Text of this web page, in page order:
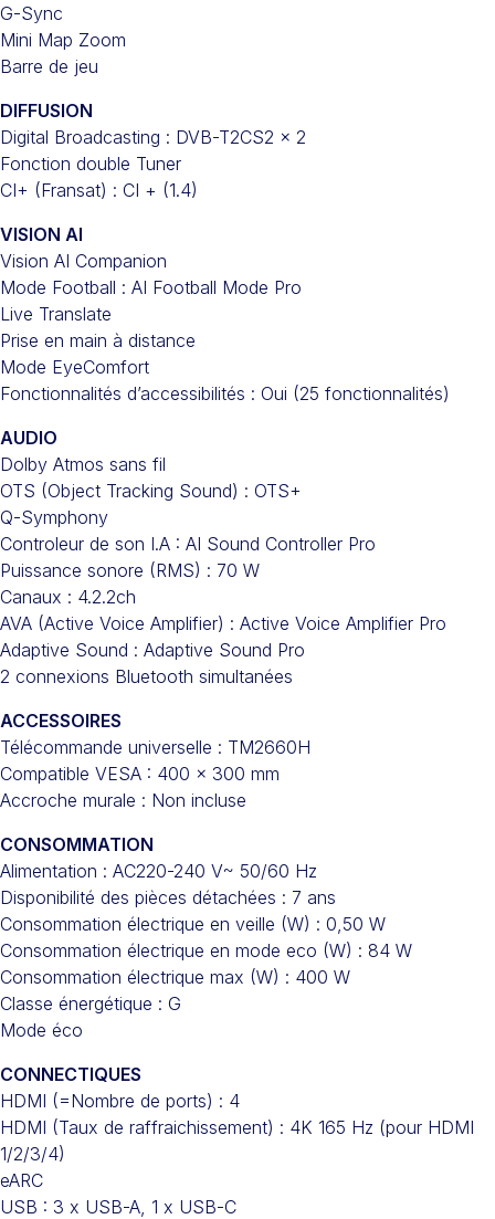
G-Sync
Mini Map Zoom
Barre de jeu
DIFFUSION
Digital Broadcasting : DVB-T2CS2 x 2
Fonction double Tuner
CI+ (Fransat) : CI + (1.4)
VISION AI
Vision AI Companion
Mode Football : AI Football Mode Pro
Live Translate
Prise en main à distance
Mode EyeComfort
Fonctionnalités d’accessibilités : Oui (25 fonctionnalités)
AUDIO
Dolby Atmos sans fil
OTS (Object Tracking Sound) : OTS+
Q-Symphony
Controleur de son I.A : AI Sound Controller Pro
Puissance sonore (RMS) : 70 W
Canaux : 4.2.2ch
AVA (Active Voice Amplifier) : Active Voice Amplifier Pro
Adaptive Sound : Adaptive Sound Pro
2 connexions Bluetooth simultanées
ACCESSOIRES
Télécommande universelle : TM2660H
Compatible VESA : 400 x 300 mm
Accroche murale : Non incluse
CONSOMMATION
Alimentation : AC220-240 V~ 50/60 Hz
Disponibilité des pièces détachées : 7 ans
Consommation électrique en veille (W) : 0,50 W
Consommation électrique en mode eco (W) : 84 W
Consommation électrique max (W) : 400 W
Classe énergétique : G
Mode éco
CONNECTIQUES
HDMI (=Nombre de ports) : 4
HDMI (Taux de raffraichissement) : 4K 165 Hz (pour HDMI
1/2/3/4)
eARC
USB : 3 x USB-A, 1 x USB-C